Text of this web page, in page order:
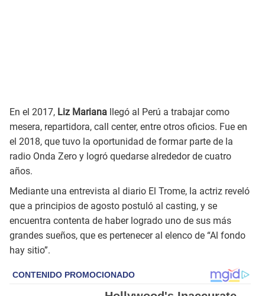
En el 2017, Liz Mariana llegó al Perú a trabajar como
mesera, repartidora, call center, entre otros oficios. Fue en
el 2018, que tuvo la oportunidad de formar parte de la
radio Onda Zero y logró quedarse alrededor de cuatro
años.
Mediante una entrevista al diario El Trome, la actriz reveló
que a principios de agosto postuló al casting, y se
encuentra contenta de haber logrado uno de sus más
grandes sueños, que es pertenecer al elenco de “Al fondo
hay sitio”.